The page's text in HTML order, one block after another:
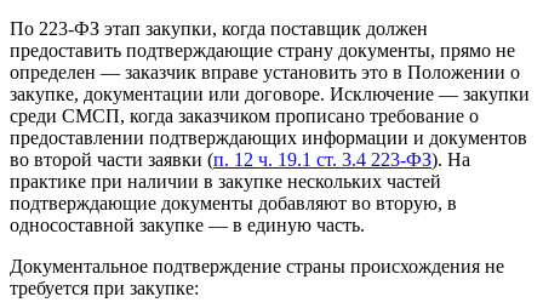
По 223-ФЗ этап закупки, когда поставщик должен
предоставить подтверждающие страну документы, прямо не
определен — заказчик вправе установить это в Положении о
закупке, документации или договоре. Исключение — закупки
среди СМСП, когда заказчиком прописано требование о
предоставлении подтверждающих информации и документов
во второй части заявки (п. 12 ч. 19.1 ст. 3.4 223-ФЗ). На
практике при наличии в закупке нескольких частей
подтверждающие документы добавляют во вторую, в
односоставной закупке — в единую часть.
Документальное подтверждение страны происхождения не
требуется при закупке: